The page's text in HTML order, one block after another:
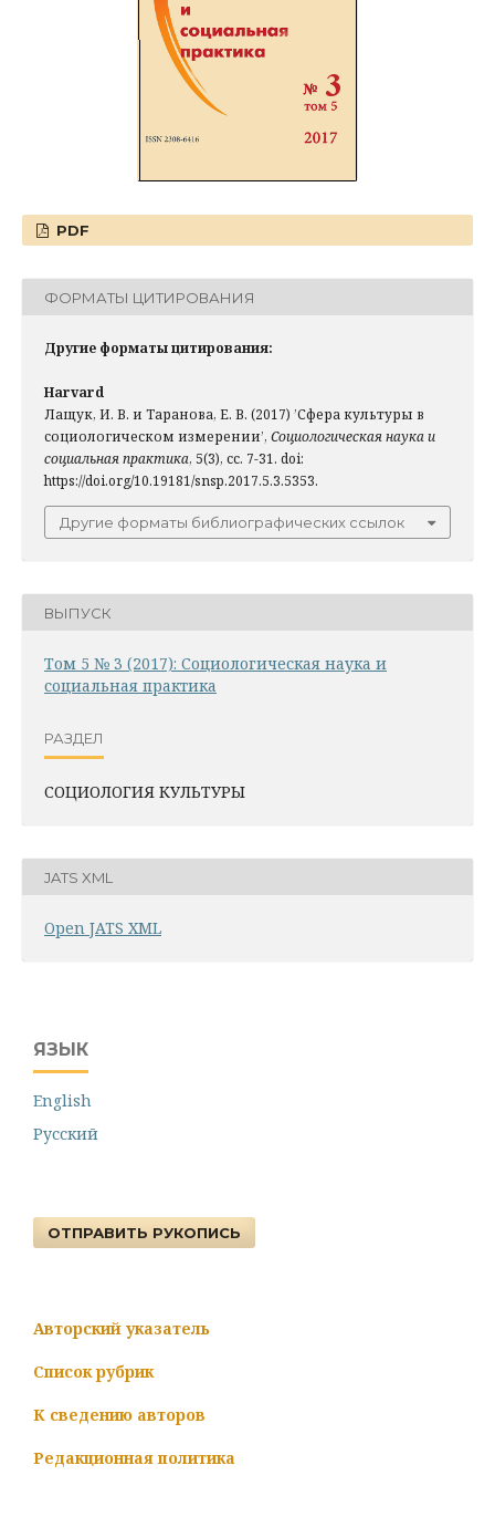
PDF
ФОРМАТЫ ЦИТИРОВАНИЯ
Другие форматы цитирования:
Harvard
Лащук, И. В. и Таранова, Е. В. (2017) ’Сфера культуры в
социологическом измерении’, Социологическая наука и
социальная практика, 5(3), сс. 7-31. doi:
https://doi.org/10.19181/snsp.2017.5.3.5353.
Другие форматы библиографических ссылок
ВЫПУСК
Том 5 № 3 (2017): Социологическая наука и
социальная практика
РАЗДЕЛ
СОЦИОЛОГИЯ КУЛЬТУРЫ
JATS XML
Open JATS XML
ЯЗЫК
English
Русский
ОТПРАВИТЬ РУКОПИСЬ
Авторский указатель
Список рубрик
К сведению авторов
Редакционная политика